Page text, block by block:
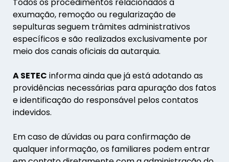
Todos os procedimentos relacionados a
exumação, remoção ou regularização de
sepulturas seguem trâmites administrativos
específicos e são realizados exclusivamente por
meio dos canais oficiais da autarquia.
A SETEC informa ainda que já está adotando as
providências necessárias para apuração dos fatos
e identificação do responsável pelos contatos
indevidos.
Em caso de dúvidas ou para confirmação de
qualquer informação, os familiares podem entrar